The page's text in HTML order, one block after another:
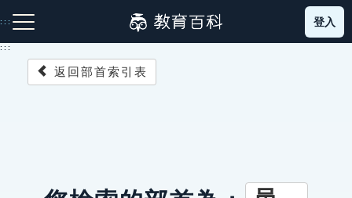
到
主
::: 登入
:::
返回部首索引表